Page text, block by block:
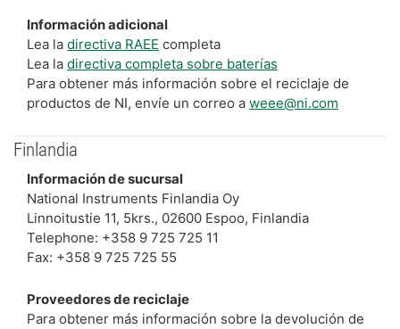
Información adicional
Lea la directiva RAEE completa
Lea la directiva completa sobre baterías
Para obtener más información sobre el reciclaje de
productos de NI, envíe un correo a weee@ni.com
Finlandia
Información de sucursal
National Instruments Finlandia Oy
Linnoitustie 11, 5krs., 02600 Espoo, Finlandia
Telephone: +358 9 725 725 11
Fax: +358 9 725 725 55
Proveedores de reciclaje
Para obtener más información sobre la devolución de